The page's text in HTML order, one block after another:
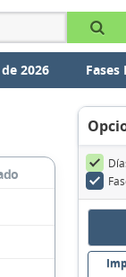
2026 Fases